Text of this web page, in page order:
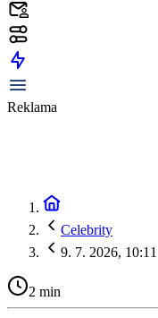
Reklama
Celebrity
9. 7. 2026, 10:11
2 min